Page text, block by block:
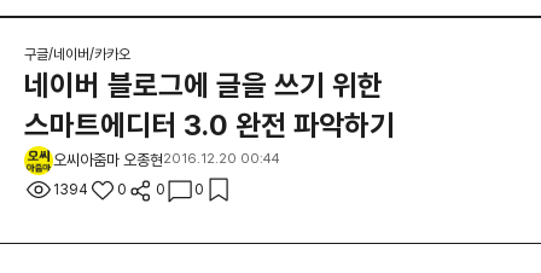
구글/네이버/카카오
네이버 블로그에 글을 쓰기 위한
스마트에디터 3.0 완전 파악하기
오씨아줌마 오종현2016.12.20 00:44
1394 0 0 0